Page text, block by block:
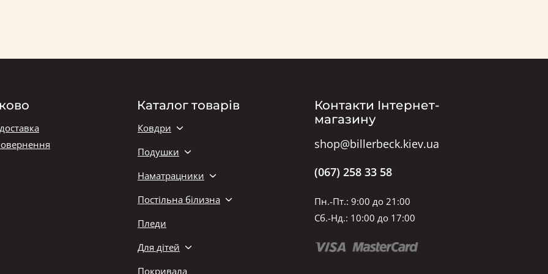
Каталог товарів
Ковдри
Подушки
Наматрацники
Постільна білизна
Пледи
Для дітей
Покривала
Контакти Інтернет-
магазину
shop@billerbeck.kiev.ua
(067) 258 33 58
Пн.-Пт.: 9:00 до 21:00
Сб.-Нд.: 10:00 до 17:00